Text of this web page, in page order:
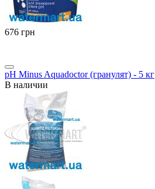
‍676‍ грн
pH Minus Aquadoctor (гранулят) - 5 кг
В наличии